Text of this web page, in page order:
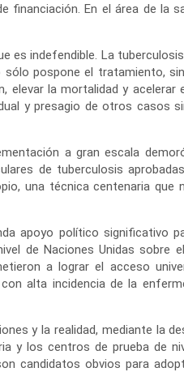
En el área de la
es indefendible. La
pospone el tratamiento,
la mortalidad y acelerar
y presagio de otros casos
a gran escala
de tuberculosis
una técnica centenaria que
apoyo político significativo
de Naciones Unidas sobre
a lograr el acceso
alta incidencia de la
y la realidad, mediante la
y los centros de prueba de
candidatos obvios para